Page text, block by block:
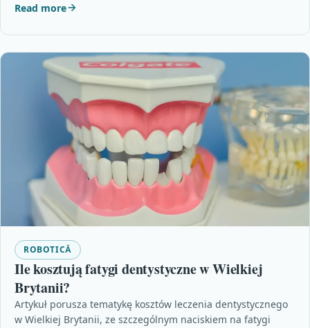
Read more
ROBOTICĂ
Ile kosztują fatygi dentystyczne w Wielkiej
Brytanii?
Artykuł porusza tematykę kosztów leczenia dentystycznego
w Wielkiej Brytanii, ze szczególnym naciskiem na fatygi